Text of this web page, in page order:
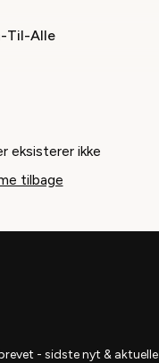
Til-Alle
eksisterer ikke
tilbage
- sidste nyt & aktuelle